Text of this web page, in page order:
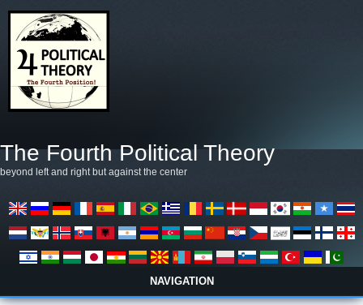
The Fourth Political Theory
beyond left and right but against the center
NAVIGATION